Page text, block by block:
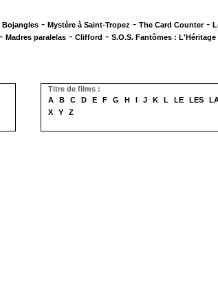
Bojangles - Mystère à Saint-Tropez - The Card Counter-
- Madres paralelas - Clifford - S.O.S. Fantômes : L'Héritage
Titre de films :
A
B C D E F G H I J K L LE LES
X
Y Z